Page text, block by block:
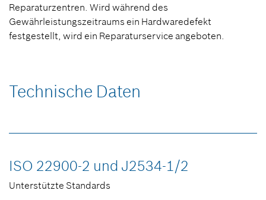
Reparaturzentren. Wird während des
Gewährleistungszeitraums ein Hardwaredefekt
festgestellt, wird ein Reparaturservice angeboten.
Technische Daten
ISO 22900-2 und J2534-1/2
Unterstützte Standards